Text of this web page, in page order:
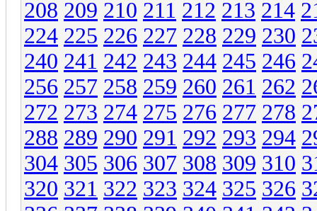
208 209 210 211 212 213 214
224 225 226 227 228 229 230
240 241 242 243 244 245 246
256 257 258 259 260 261 262
272 273 274 275 276 277 278
288 289 290 291 292 293 294
304 305 306 307 308 309 310
320 321 322 323 324 325 326